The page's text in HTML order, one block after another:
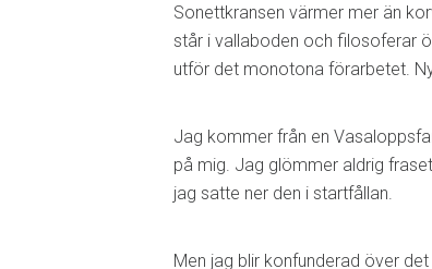
Sonettkransen värmer mer än
står i vallaboden och filosoferar
utför det monotona förarbetet.
Jag kommer från en
på mig. Jag glömmer aldrig
jag satte ner den i startfållan.
Men jag blir konfunderad över